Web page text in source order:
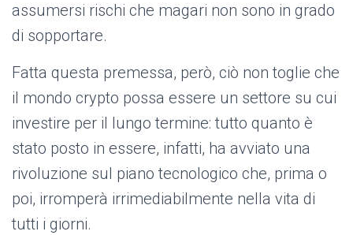
assumersi rischi che magari non sono in grado
di sopportare.
Fatta questa premessa, però, ciò non toglie che
il mondo crypto possa essere un settore su cui
investire per il lungo termine: tutto quanto è
stato posto in essere, infatti, ha avviato una
rivoluzione sul piano tecnologico che, prima o
poi, irromperà irrimediabilmente nella vita di
tutti i giorni.